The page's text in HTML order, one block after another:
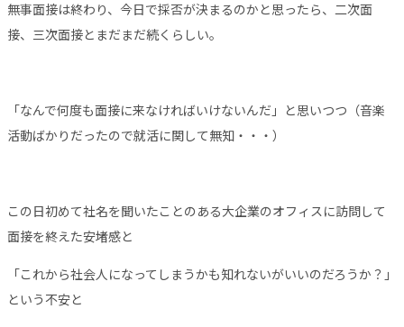
無事面接は終わり、今日で採否が決まるのかと思ったら、二次面
接、三次面接とまだまだ続くらしい。
「なんで何度も面接に来なければいけないんだ」と思いつつ（音楽
活動ばかりだったので就活に関して無知・・・）
この日初めて社名を聞いたことのある大企業のオフィスに訪問して
面接を終えた安堵感と
「これから社会人になってしまうかも知れないがいいのだろうか？」
という不安と